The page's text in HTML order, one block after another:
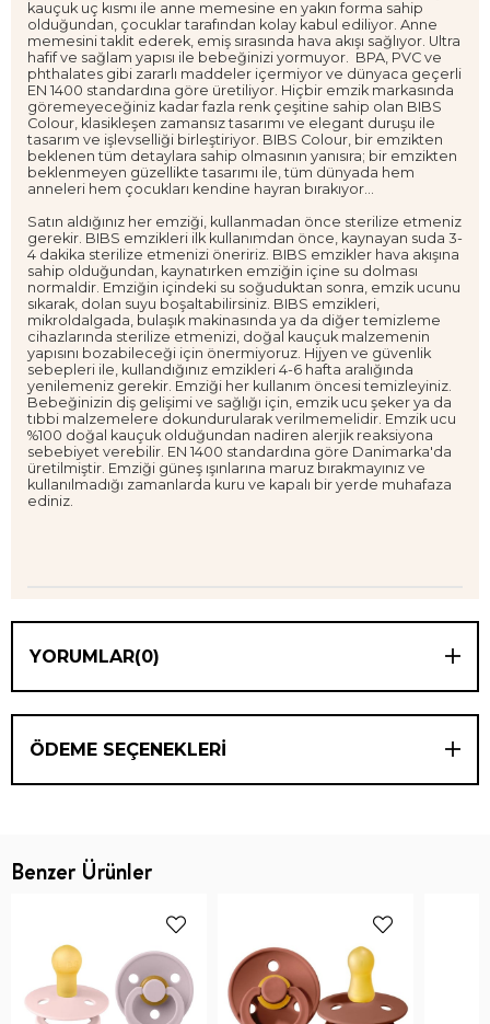
kauçuk uç kısmı ile anne memesine en yakın forma sahip
olduğundan, çocuklar tarafından kolay kabul ediliyor. Anne
memesini taklit ederek, emiş sırasında hava akışı sağlıyor. Ultra
hafif ve sağlam yapısı ile bebeğinizi yormuyor. BPA, PVC ve
phthalates gibi zararlı maddeler içermiyor ve dünyaca geçerli
EN 1400 standardına göre üretiliyor. Hiçbir emzik markasında
göremeyeceğiniz kadar fazla renk çeşitine sahip olan BIBS
Colour, klasikleşen zamansız tasarımı ve elegant duruşu ile
tasarım ve işlevselliği birleştiriyor. BIBS Colour, bir emzikten
beklenen tüm detaylara sahip olmasının yanısıra; bir emzikten
beklenmeyen güzellikte tasarımı ile, tüm dünyada hem
anneleri hem çocukları kendine hayran bırakıyor...
Satın aldığınız her emziği, kullanmadan önce sterilize etmeniz
gerekir. BIBS emzikleri ilk kullanımdan önce, kaynayan suda 3-
4 dakika sterilize etmenizi öneririz. BIBS emzikler hava akışına
sahip olduğundan, kaynatırken emziğin içine su dolması
normaldir. Emziğin içindeki su soğuduktan sonra, emzik ucunu
sıkarak, dolan suyu boşaltabilirsiniz. BIBS emzikleri,
mikroldalgada, bulaşık makinasında ya da diğer temizleme
cihazlarında sterilize etmenizi, doğal kauçuk malzemenin
yapısını bozabileceği için önermiyoruz. Hijyen ve güvenlik
sebepleri ile, kullandığınız emzikleri 4-6 hafta aralığında
yenilemeniz gerekir. Emziği her kullanım öncesi temizleyiniz.
Bebeğinizin diş gelişimi ve sağlığı için, emzik ucu şeker ya da
tıbbi malzemelere dokundurularak verilmemelidir. Emzik ucu
%100 doğal kauçuk olduğundan nadiren alerjik reaksiyona
sebebiyet verebilir. EN 1400 standardına göre Danimarka'da
üretilmiştir. Emziği güneş ışınlarına maruz bırakmayınız ve
kullanılmadığı zamanlarda kuru ve kapalı bir yerde muhafaza
ediniz.
YORUMLAR(0)
ÖDEME SEÇENEKLERI
Benzer Ürünler